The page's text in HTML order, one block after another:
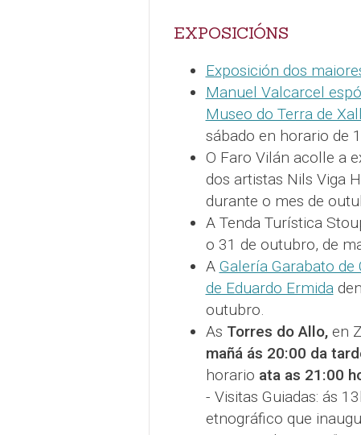
EXPOSICIÓNS
Exposición dos
Manuel Valcarcel
Museo do Terra de
sábado en horario de
O Faro Vilán acolle a
dos artistas Nils Viga
durante o mes de
A Tenda Turística
o 31 de outubro, de
A Galería Garabato
de Eduardo Ermida
outubro.
As Torres do Allo,en
mañá ás 20:00 da
horario ata as 21:00
- Visitas Guiadas: ás
etnográfico que